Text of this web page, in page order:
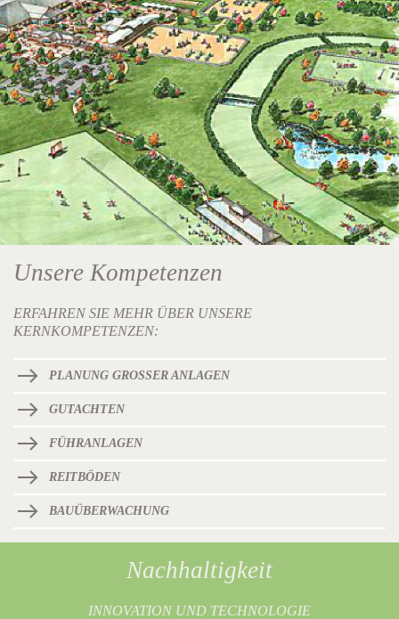
Unsere Kompetenzen
ERFAHREN SIE MEHR ÜBER UNSERE
KERNKOMPETENZEN:
PLANUNG GROSSER ANLAGEN
GUTACHTEN
FÜHRANLAGEN
REITBÖDEN
BAUÜBERWACHUNG
Nachhaltigkeit
INNOVATION UND TECHNOLOGIE